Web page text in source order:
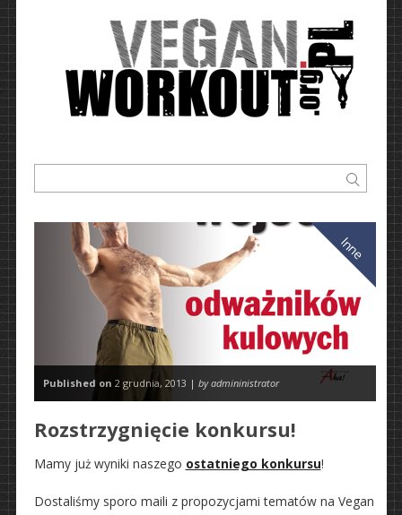
Inne
Published on 2 grudnia, 2013 | by admininistrator
Rozstrzygnięcie konkursu!
Mamy już wyniki naszego ostatniego konkursu!
Dostaliśmy sporo maili z propozycjami tematów na Vegan